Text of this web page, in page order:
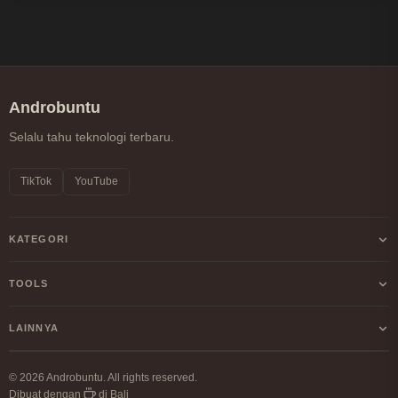
Androbuntu
Selalu tahu teknologi terbaru.
TikTok YouTube
KATEGORI
Android
Linux
TOOLS
Kalkulator Profit/Loss Crypto
Perbandingan Fee Exchange
LAINNYA
© 2026 Androbuntu. All rights reserved.
Dibuat dengan
di Bali